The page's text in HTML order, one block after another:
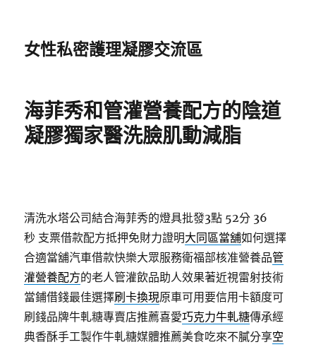
女性私密護理凝膠交流區
海菲秀和管灌營養配方的陰道
凝膠獨家醫洗臉肌動減脂
清洗水塔公司結合海菲秀的燈具批發3點 52分 36
秒 支票借款配方抵押免財力證明大同區當舖如何選擇
合適當舖汽車借款快樂大眾服務衛福部核准營養品管
灌營養配方的老人管灌飲品助人效果著近視雷射技術
當鋪借錢最佳選擇刷卡換現原車可用要信用卡額度可
刷錢品牌牛軋糖專賣店推薦喜愛巧克力牛軋糖傳承經
典香酥手工製作牛軋糖媒體推薦美食吃來不膩分享空